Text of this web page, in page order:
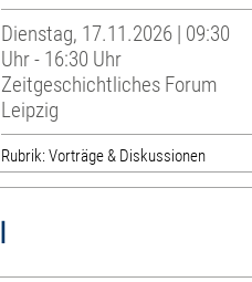
Dienstag, 17.11.2026 | 09:30
Uhr - 16:30 Uhr
Zeitgeschichtliches Forum
Leipzig
Rubrik: Vorträge & Diskussionen